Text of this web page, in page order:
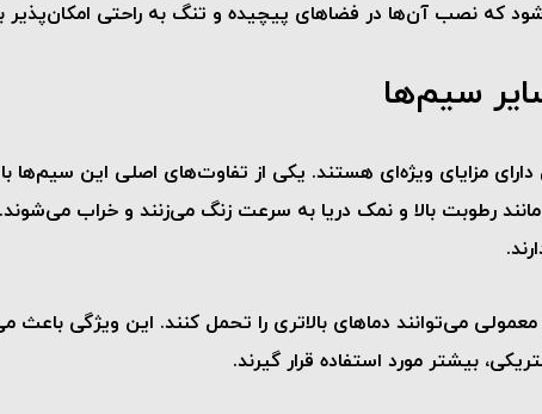
که نصب آن‌ها در فضاهای پیچیده و تنگ به راحتی
سیم‌ها
مزایای ویژه‌ای هستند. یکی از تفاوت‌های اصلی این سیم‌ها با
بالا و نمک دریا به سرعت زنگ می‌زنند و خراب می‌شوند.
می‌توانند دماهای بالاتری را تحمل کنند. این ویژگی
بیشتر مورد استفاده قرار گیرند.